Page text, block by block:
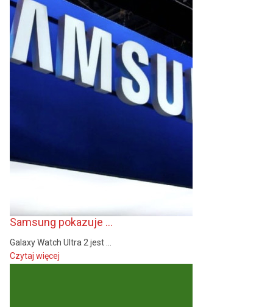
Samsung pokazuje ...
Galaxy Watch Ultra 2 jest ...
Czytaj więcej